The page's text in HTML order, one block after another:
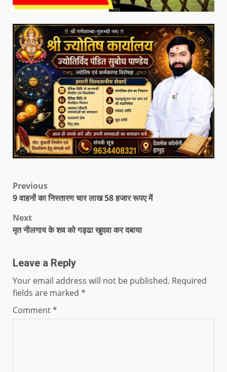
Previous
9 वाहनों का निस्तारण चार लाख 58 हजार रूपए में
Next
मृत नीलगाय के शव को गड्ढा खुदवा कर दबाया
Leave a Reply
Your email address will not be published. Required
fields are marked *
Comment*